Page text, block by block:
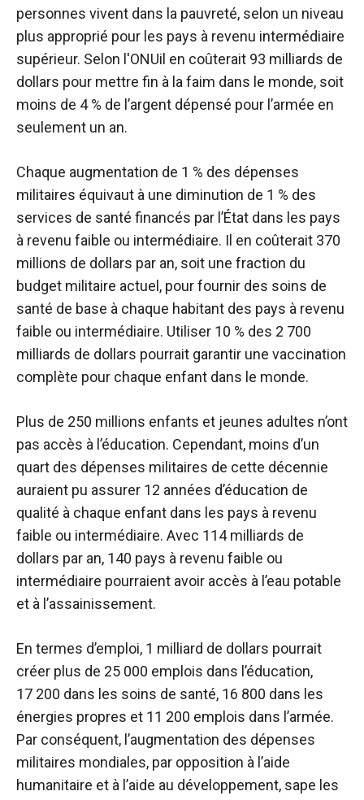
personnes vivent dans la pauvreté, selon un niveau
plus approprié pour les pays à revenu intermédiaire
supérieur. Selon l'ONUil en coûterait 93 milliards de
dollars pour mettre fin à la faim dans le monde, soit
moins de 4 % de l’argent dépensé pour l’armée en
seulement un an.
Chaque augmentation de 1 % des dépenses
militaires équivaut à une diminution de 1 % des
services de santé financés par l’État dans les pays
à revenu faible ou intermédiaire. Il en coûterait 370
millions de dollars par an, soit une fraction du
budget militaire actuel, pour fournir des soins de
santé de base à chaque habitant des pays à revenu
faible ou intermédiaire. Utiliser 10 % des 2 700
milliards de dollars pourrait garantir une vaccination
complète pour chaque enfant dans le monde.
Plus de 250 millions enfants et jeunes adultes n’ont
pas accès à l’éducation. Cependant, moins d’un
quart des dépenses militaires de cette décennie
auraient pu assurer 12 années d’éducation de
qualité à chaque enfant dans les pays à revenu
faible ou intermédiaire. Avec 114 milliards de
dollars par an, 140 pays à revenu faible ou
intermédiaire pourraient avoir accès à l’eau potable
et à l’assainissement.
En termes d’emploi, 1 milliard de dollars pourrait
créer plus de 25 000 emplois dans l’éducation,
17 200 dans les soins de santé, 16 800 dans les
énergies propres et 11 200 emplois dans l’armée.
Par conséquent, l’augmentation des dépenses
militaires mondiales, par opposition à l’aide
humanitaire et à l’aide au développement, sape les